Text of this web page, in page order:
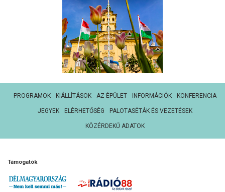
PROGRAMOK KIÁLLÍTÁSOK AZ ÉPÜLET INFORMÁCIÓK KONFERENCIA
JEGYEK ELÉRHETŐSÉG PALOTASÉTÁK ÉS VEZETÉSEK
KÖZÉRDEKŰ ADATOK
Támogatók